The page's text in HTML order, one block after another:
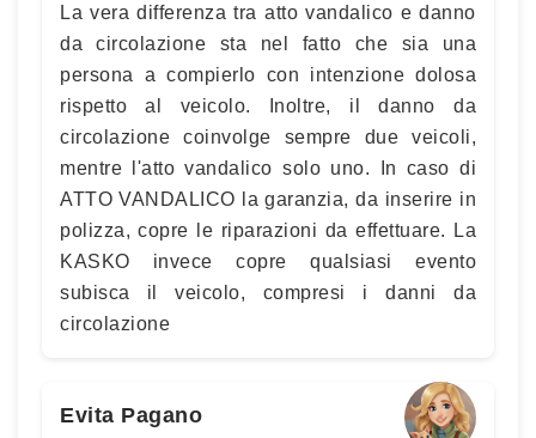
La vera differenza tra atto vandalico e danno
da circolazione sta nel fatto che sia una
persona a compierlo con intenzione dolosa
rispetto al veicolo. Inoltre, il danno da
circolazione coinvolge sempre due veicoli,
mentre l'atto vandalico solo uno. In caso di
ATTO VANDALICO la garanzia, da inserire in
polizza, copre le riparazioni da effettuare. La
KASKO invece copre qualsiasi evento
subisca il veicolo, compresi i danni da
circolazione
Evita Pagano